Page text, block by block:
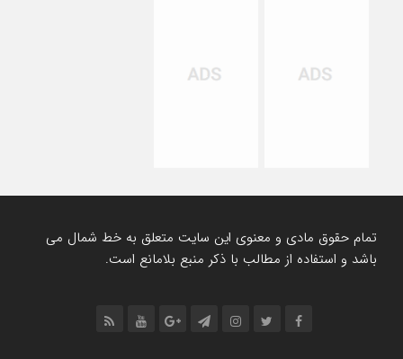
تمام حقوق مادی و معنوی این سایت متعلق به خط شمال می
باشد و استفاده از مطالب با ذکر منبع بلامانع است.